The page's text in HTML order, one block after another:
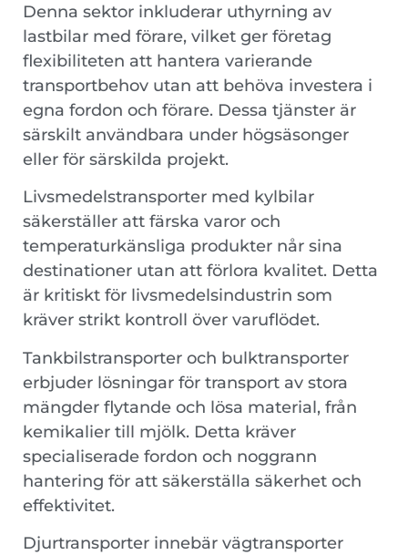
Denna sektor inkluderar uthyrning av
lastbilar med förare, vilket ger företag
flexibiliteten att hantera varierande
transportbehov utan att behöva investera i
egna fordon och förare. Dessa tjänster är
särskilt användbara under högsäsonger
eller för särskilda projekt.
Livsmedelstransporter med kylbilar
säkerställer att färska varor och
temperaturkänsliga produkter når sina
destinationer utan att förlora kvalitet. Detta
är kritiskt för livsmedelsindustrin som
kräver strikt kontroll över varuflödet.
Tankbilstransporter och bulktransporter
erbjuder lösningar för transport av stora
mängder flytande och lösa material, från
kemikalier till mjölk. Detta kräver
specialiserade fordon och noggrann
hantering för att säkerställa säkerhet och
effektivitet.
Djurtransporter innebär vägtransporter